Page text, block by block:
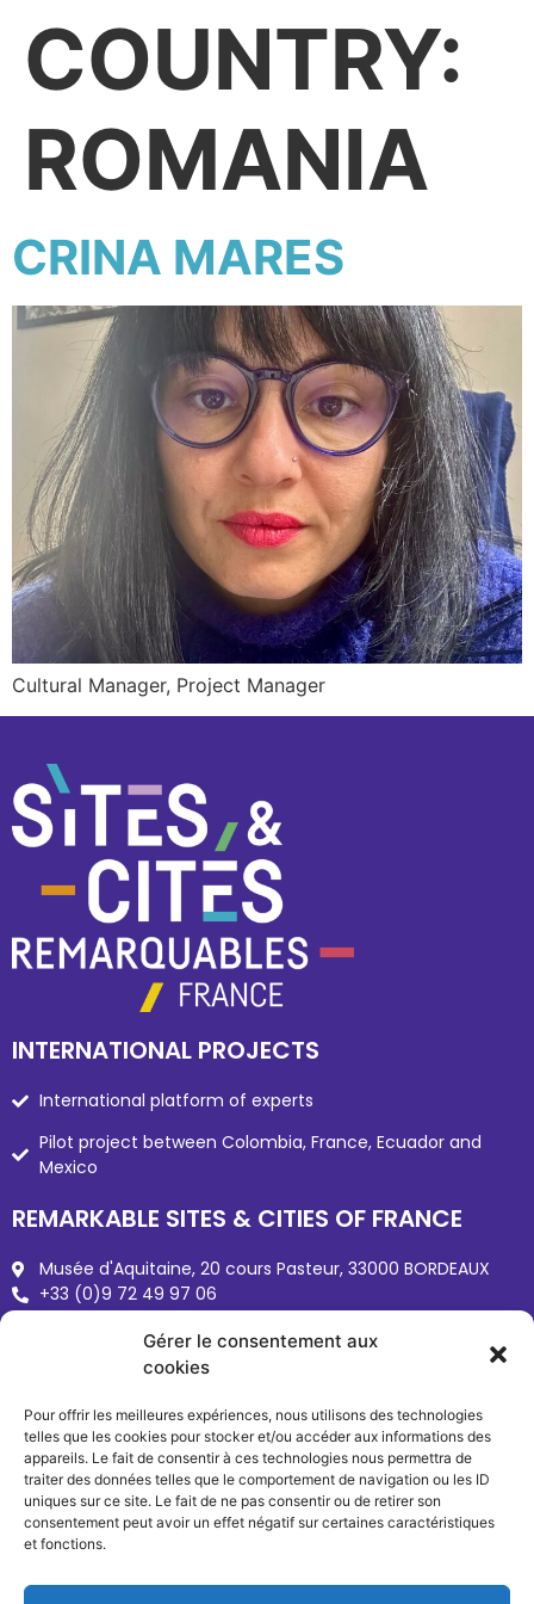
Gérer le consentement aux
cookies
Pour offrir les meilleures expériences, nous utilisons des technologies
telles que les cookies pour stocker et/ou accéder aux informations des
appareils. Le fait de consentir à ces technologies nous permettra de
traiter des données telles que le comportement de navigation ou les ID
uniques sur ce site. Le fait de ne pas consentir ou de retirer son
consentement peut avoir un effet négatif sur certaines caractéristiques
et fonctions.
COUNTRY:
ROMANIA
CRINA MARES
Cultural Manager, Project Manager
INTERNATIONAL PROJECTS
International platform of experts
Pilot project between Colombia, France, Ecuador and
Mexico
REMARKABLE SITES & CITIES OF FRANCE
Musée d'Aquitaine, 20 cours Pasteur, 33000 BORDEAUX
+33 (0)9 72 49 97 06
reseau@sites-cites.fr